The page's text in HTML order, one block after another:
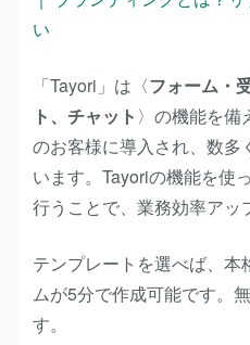
い
「Tayori」は〈フォーム・
ト、チャット 〉の機能を備
のお客様に導入され、数多
います。Tayoriの機能を使
行うことで、業務効率アッ
テンプレートを選べば、
ムが5分で作成可能です。
す。